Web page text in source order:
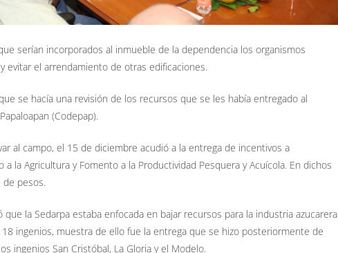
serían incorporados al inmueble de la dependencia los organismos
evitar el arrendamiento de otras edificaciones.
se hacía una revisión de los recursos que se les había entregado al
(Codepap).
al campo, el 15 de diciembre acudió a la entrega de incentivos a
la Agricultura y Fomento a la Productividad Pesquera y Acuícola. En dichos
de pesos.
la Sedarpa estaba enfocada en bajar recursos para la industria azucarera
ingenios, muestra de ello fue la entrega que se hizo posteriormente de
ingenios San Cristóbal, La Gloria y el Modelo.